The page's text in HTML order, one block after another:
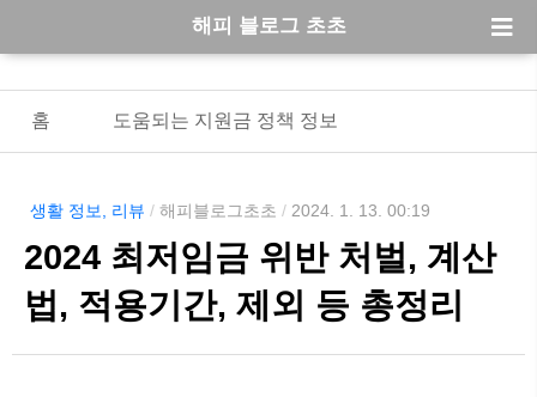
해피 블로그 초초
홈 도움되는 지원금 정책 정보
생활 정보, 리뷰 / 해피블로그초초 / 2024. 1. 13. 00:19
2024 최저임금 위반 처벌, 계산
법, 적용기간, 제외 등 총정리